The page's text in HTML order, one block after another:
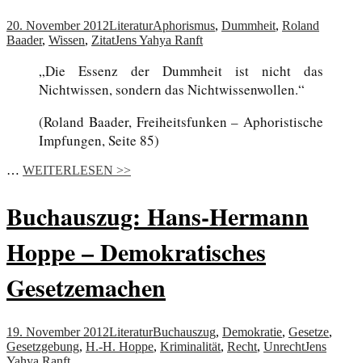
20. November 2012LiteraturAphorismus, Dummheit, Roland
Baader, Wissen, ZitatJens Yahya Ranft
„Die Essenz der Dummheit ist nicht das
Nichtwissen, sondern das Nichtwissenwollen.“
(Roland Baader, Freiheitsfunken – Aphoristische
Impfungen, Seite 85)
… WEITERLESEN >>
Buchauszug: Hans-Hermann
Hoppe – Demokratisches
Gesetzemachen
19. November 2012LiteraturBuchauszug, Demokratie, Gesetze,
Gesetzgebung, H.-H. Hoppe, Kriminalität, Recht, UnrechtJens